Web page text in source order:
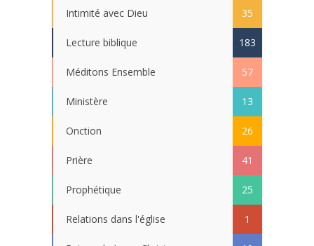
Intimité avec Dieu 35
Lecture biblique 183
Méditons Ensemble 57
Ministère 13
Onction 26
Prière 41
Prophétique 25
Relations dans l'église 1